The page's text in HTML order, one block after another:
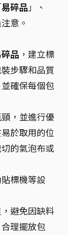
易碎品 」、
意。
品 ，建立標
步驟和品質
確保每個包
，並進行優
於取用的位
的氣泡布或
標機等設
避免因缺料
理擺放包